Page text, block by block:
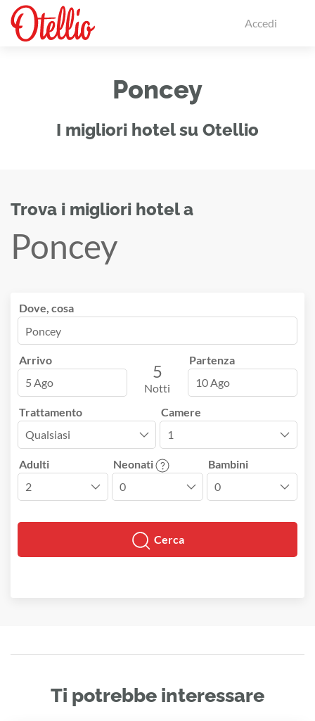
Accedi
Poncey
I migliori hotel su Otellio
Trova i migliori hotel a
Poncey
Dove, cosa
Arrivo
5 Ago
5
Notti
Partenza
10 Ago
Trattamento Camere
Adulti Neonati Bambini
Cerca
Ti potrebbe interessare